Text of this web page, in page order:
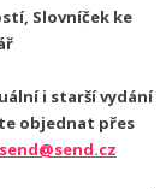
Slovníček ke
i starší vydání
objednat přes
send@send.cz